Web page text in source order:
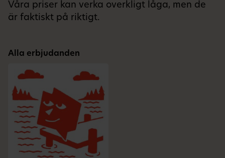
Våra priser kan verka overkligt låga, men de
är faktiskt på riktigt.
Alla erbjudanden